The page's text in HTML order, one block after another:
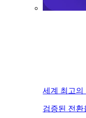
세계 최고의
검증된 전환